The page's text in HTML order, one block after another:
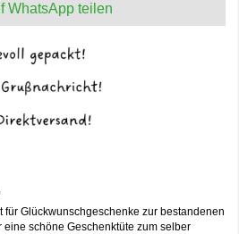
WhatsApp teilen
für Glückwunschgeschenke zur bestandenen
schöne Geschenktüte zum selber